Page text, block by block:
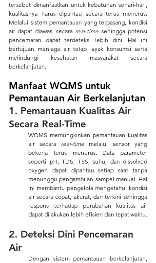
tersebut dimanfaatkan untuk kebutuhan sehari-hari,
kualitasnya harus dipantau secara terus menerus.
Melalui sistem pemantauan yang terpasang, kondisi
air dapat diawasi secara real-time sehingga potensi
pencemaran dapat terdeteksi lebih dini. Hal ini
bertujuan menjaga air tetap layak konsumsi serta
melindungi kesehatan masyarakat secara
berkelanjutan.
Manfaat WQMS untuk
Pemantauan Air Berkelanjutan
1. Pemantauan Kualitas Air
Secara Real-Time
WQMS memungkinkan pemantauan kualitas
air secara real-time melalui sensor yang
bekerja terus menerus. Data parameter
seperti pH, TDS, TSS, suhu, dan dissolved
oxygen dapat dipantau setiap saat tanpa
menunggu pengambilan sampel manual. Hal
ini membantu pengelola mengetahui kondisi
air secara cepat, akurat, dan terkini sehingga
respons terhadap perubahan kualitas air
dapat dilakukan lebih efisien dan tepat waktu.
2. Deteksi Dini Pencemaran
Air
Dengan sistem pemantauan berkelanjutan,